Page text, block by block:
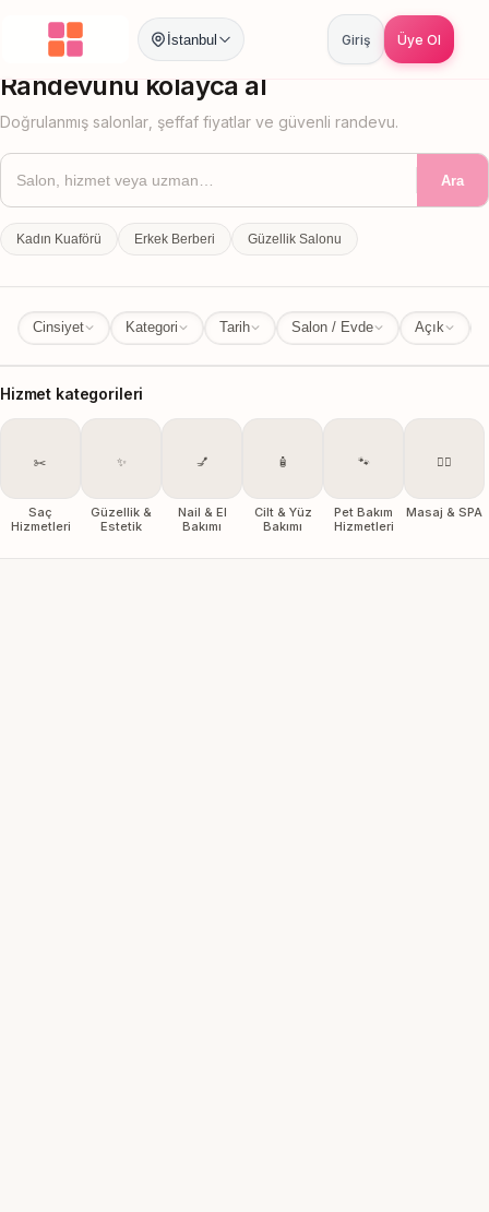
İstanbul Giriş Üye Ol
İstanbul
Randevunu kolayca al
Doğrulanmış salonlar, şeffaf fiyatlar ve güvenli randevu.
Ara
Kadın Kuaförü Erkek Berberi Güzellik Salonu
Cinsiyet Kategori Tarih Salon / Evde Açık
Hizmet kategorileri
✂️
Saç
Hizmetleri
✨
Güzellik &
Estetik
💅
Nail & El
Bakımı
🧴
Cilt & Yüz
Bakımı
🐾
Pet Bakım
Hizmetleri
💆‍♀️
Masaj & SPA